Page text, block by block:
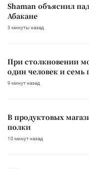
Shaman объяснил
Абакане
3 минуты назад
При столкновении
один человек и семь
9 минут назад
В продуктовых
полки
10 минут назад